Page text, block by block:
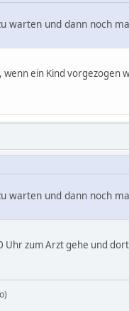
warten und dann noch
ein Kind vorgezogen
warten und dann noch
Uhr zum Arzt gehe und